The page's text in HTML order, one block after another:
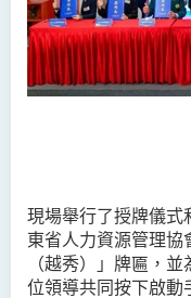
合作組
現場舉行了授牌儀式
東省人力資源管理
（越秀）」牌匾，
位領導共同按下啟動